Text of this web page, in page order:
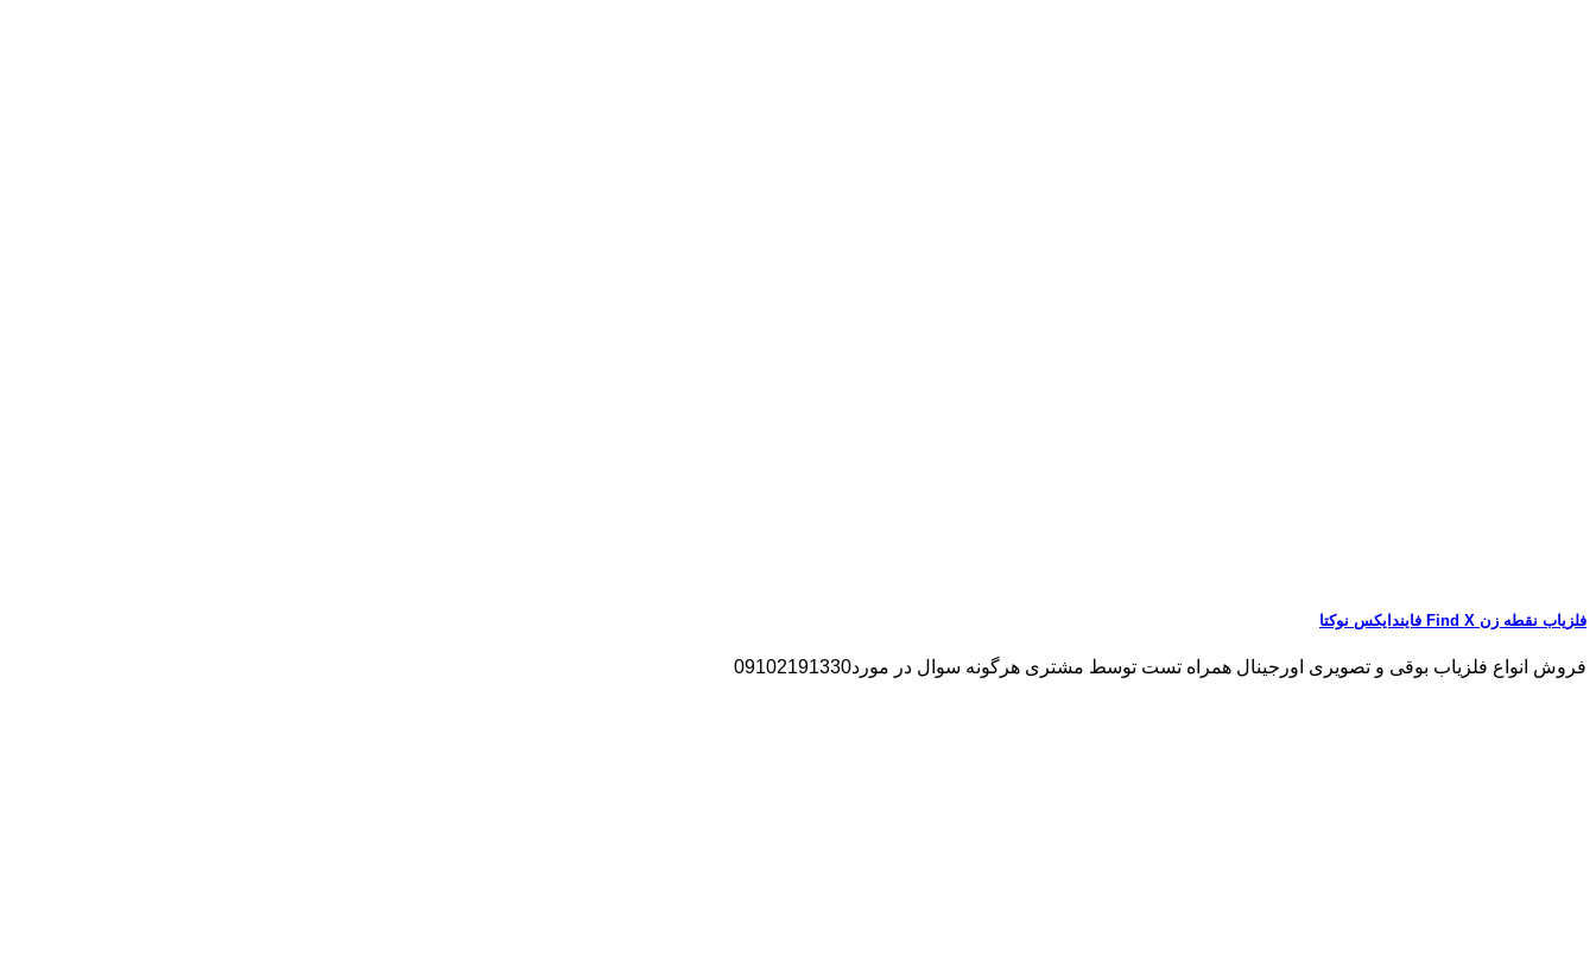
فلزیاب نقطه زن Find X فایندایکس نوکتا
فروش انواع فلزیاب بوقی و تصویری اورجینال همراه تست توسط مشتری هرگونه سوال در مورد09102191330